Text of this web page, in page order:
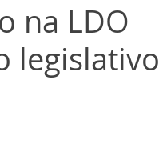
na LDO
legislativo